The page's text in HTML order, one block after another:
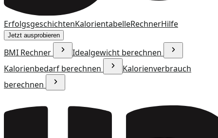
ErfolgsgeschichtenKalorientabelleRechnerHilfe
Jetzt ausprobieren
BMI Rechner
Idealgewicht berechnen
Kalorienbedarf berechnen
Kalorienverbrauch
berechnen